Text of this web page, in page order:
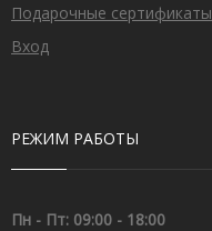
Подарочные сертификаты
Вход
РЕЖИМ РАБОТЫ
Пн - Пт: 09:00 - 18:00